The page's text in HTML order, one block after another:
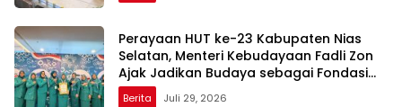
Perayaan HUT ke-23 Kabupaten Nias
Selatan, Menteri Kebudayaan Fadli Zon
Ajak Jadikan Budaya sebagai Fondasi
Pembangunan Daerah
Berita Juli 29, 2026